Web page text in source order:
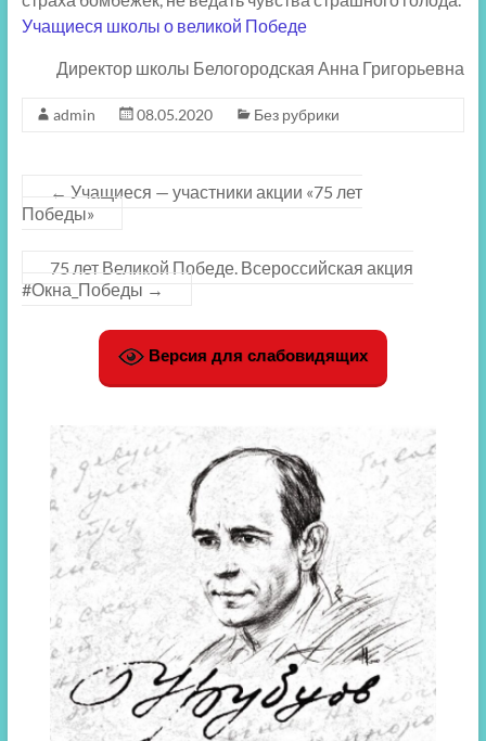
Учащиеся школы о великой Победе
Директор школы Белогородская Анна Григорьевна
admin 08.05.2020 Без рубрики
← Учащиеся — участники акции «75 лет
Победы»
75 лет Великой Победе. Всероссийская акция
#Окна_Победы →
Версия для слабовидящих